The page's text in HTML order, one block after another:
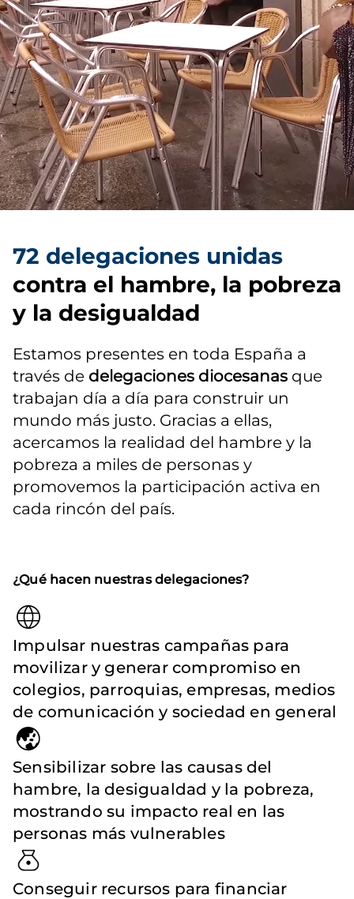
72 delegaciones unidas
contra el hambre, la pobreza
y la desigualdad
Estamos presentes en toda España a
través de delegaciones diocesanas que
trabajan día a día para construir un
mundo más justo. Gracias a ellas,
acercamos la realidad del hambre y la
pobreza a miles de personas y
promovemos la participación activa en
cada rincón del país.
¿Qué hacen nuestras delegaciones?
Impulsar nuestras campañas para
movilizar y generar compromiso en
colegios, parroquias, empresas, medios
de comunicación y sociedad en general
Sensibilizar sobre las causas del
hambre, la desigualdad y la pobreza,
mostrando su impacto real en las
personas más vulnerables
Conseguir recursos para financiar